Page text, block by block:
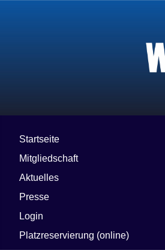
Startseite
Mitgliedschaft
Aktuelles
Presse
Login
Platzreservierung (online)